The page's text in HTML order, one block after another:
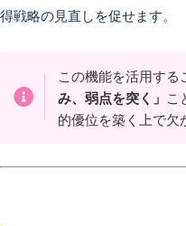
得戦略の見直しを促せます。
この機能を活用する
み、弱点を突く」 こ
的優位を築く上で欠